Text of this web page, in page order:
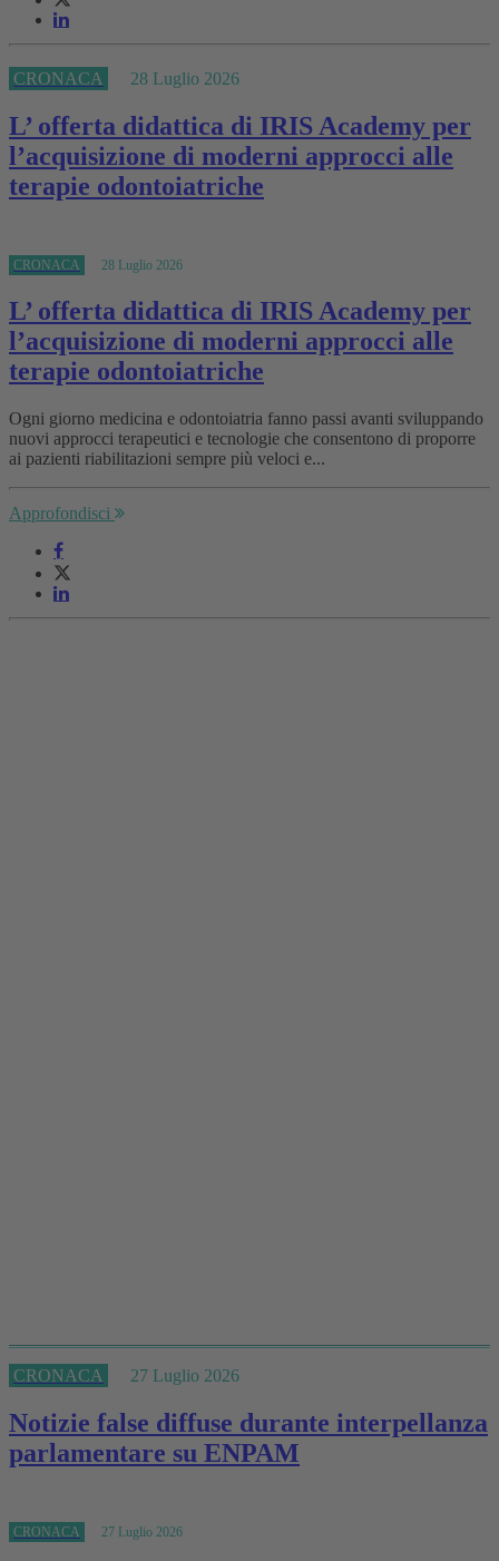
CRONACA 28 Luglio 2026
L’ offerta didattica di IRIS Academy per
l’acquisizione di moderni approcci alle
terapie odontoiatriche
CRONACA 28 Luglio 2026
L’ offerta didattica di IRIS Academy per
l’acquisizione di moderni approcci alle
terapie odontoiatriche
Ogni giorno medicina e odontoiatria fanno passi avanti sviluppando
nuovi approcci terapeutici e tecnologie che consentono di proporre
ai pazienti riabilitazioni sempre più veloci e...
Approfondisci
CRONACA 27 Luglio 2026
Notizie false diffuse durante interpellanza
parlamentare su ENPAM
CRONACA 27 Luglio 2026